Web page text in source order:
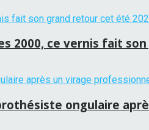
2000, ce vernis fait
ongulaire